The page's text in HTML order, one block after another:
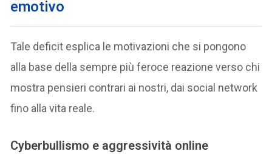
emotivo
Tale deficit esplica le motivazioni che si pongono
alla base della sempre più feroce reazione verso chi
mostra pensieri contrari ai nostri, dai social network
fino alla vita reale.
Cyberbullismo e aggressività online